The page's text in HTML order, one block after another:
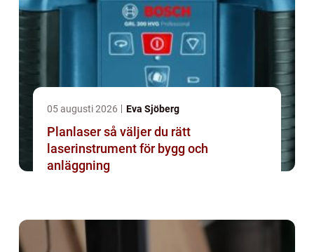
05 augusti 2026 Eva Sjöberg
Planlaser så väljer du rätt
laserinstrument för bygg och
anläggning